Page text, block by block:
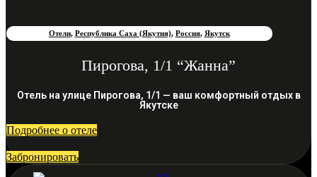
Отели, Республика Саха (Якутия), Россия, Якутск
Пирогова, 1/1 “Жанна”
Отель на улице Пирогова, 1/1 — ваш комфортный отдых в
Якутске
Подробнее о отеле
Забронировать